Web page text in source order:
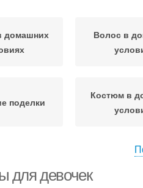
домашних
Волос в
поделки
Костюм в
для девочек